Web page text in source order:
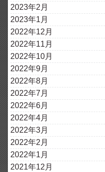
2023年2月
2023年1月
2022年12月
2022年11月
2022年10月
2022年9月
2022年8月
2022年7月
2022年6月
2022年4月
2022年3月
2022年2月
2022年1月
2021年12月